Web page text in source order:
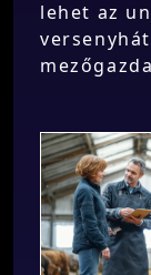
lehet az